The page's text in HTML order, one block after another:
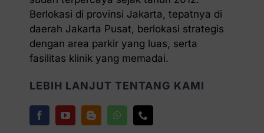
Berlokasi di provinsi Jakarta, tepatnya di
daerah Jakarta Pusat, berlokasi strategis
dengan area parkir yang luas, serta
fasilitas klinik yang memadai.
LEBIH LANJUT TENTANG KAMI